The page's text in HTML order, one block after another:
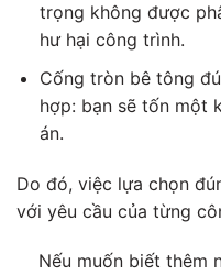
trọng không được
hư hại công trình.
Cống tròn bê tông
hợp: bạn sẽ tốn một
án.
Do đó, việc lựa chọn
với yêu cầu của từng
Nếu muốn biết thêm